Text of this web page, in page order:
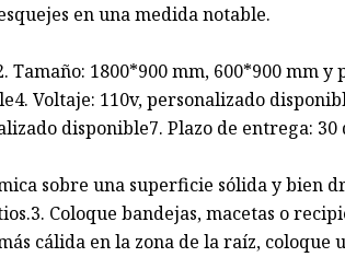
en una medida notable.
Tamaño: 1800*900 mm, 600*900 mm
Voltaje: 110v, personalizado
disponible7. Plazo de entrega:
sobre una superficie sólida y bien
Coloque bandejas, macetas o
cálida en la zona de la raíz,